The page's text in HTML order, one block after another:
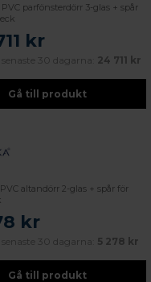
parfönsterdörr 3-glas + spår
kr
senaste 30 dagarna: 24 711 kr
Gå till produkt
altandörr 2-glas + spår för
kr
senaste 30 dagarna: 5 278 kr
Gå till produkt